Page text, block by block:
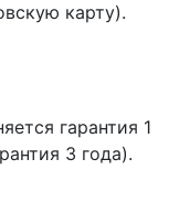
карту).
гарантия 1
3 года).